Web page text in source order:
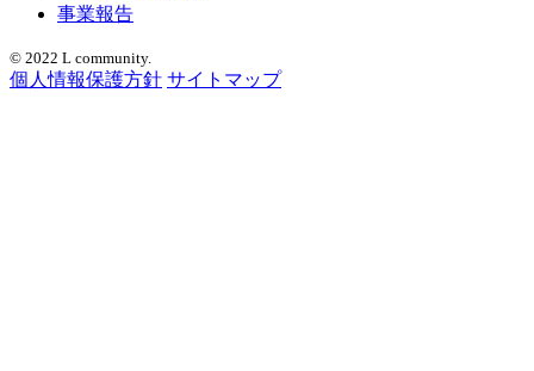
事業報告
© 2022 L community.
個人情報保護方針 サイトマップ